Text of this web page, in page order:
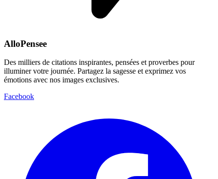
AlloPensee
Des milliers de citations inspirantes, pensées et proverbes pour
illuminer votre journée. Partagez la sagesse et exprimez vos
émotions avec nos images exclusives.
Facebook